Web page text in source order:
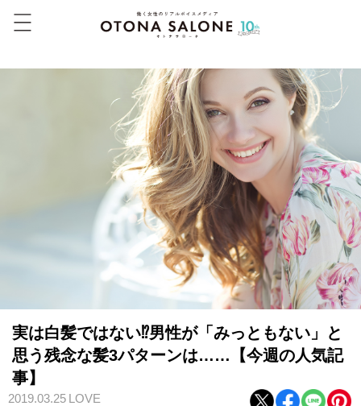
実は白髪ではない⁉男性が「みっともない」と
思う残念な髪3パターンは……【今週の人気記
事】
2019.03.25 LOVE